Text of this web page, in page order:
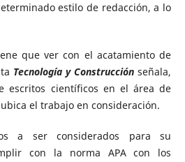
estilo de redacción, a lo
que ver con el acatamiento de
Tecnología y Construcciónseñala,
escritos científicos en el área de
el trabajo en consideración.
a ser considerados para su
con la norma APA con los